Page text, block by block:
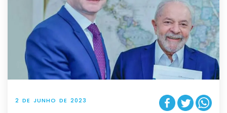
2 DE JUNHO DE 2023